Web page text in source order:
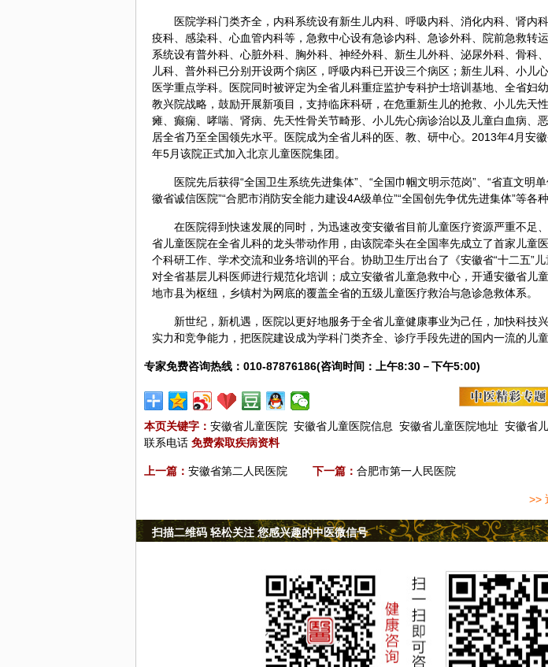
医院学科门类齐全， 内科系统设有新生儿内科、呼吸内科、消化内科、肾内
疫科、感染科、心血管内科等，急救中心设有急诊内科、急诊外科 、院前急救转
系统设有普外科、心脏外科、胸外科、神经外科、新生儿外科、泌尿外科、骨科
儿科 、普外科已分别开设两个病区，呼吸内科已开设三个病区；新生儿科、小儿
医学重点学科。医院同时被评定为全省儿科重症监护专科护士培训基地、全省妇
教兴院战略，鼓励开展新项目，支持临床科研，在危重新生儿的抢救、小儿先天
瘫、癫痫、哮喘、肾病、先天性骨关节畸形、小儿先心病诊治以及儿童白血病、
居全省乃至全国领先水平。医院成为全省儿科的医、教、研中心。2013年4月安
年5月该院正式加入北京儿童医院集团。
医院先后获得“全国卫生系统先进集体”、“全国巾帼文明示范岗”、“省直文明
徽省诚信医院”“合肥市消防安全能力建设4A级单位”“全国创先争优先进集体”等各
在医院得到快速发展的同时，为迅速改变安徽省目前儿童医疗资源严重不足
省儿童医院在全省儿科的龙头带动作用，由该院牵头在全国率先成立了首家儿童
个科研工作、学术交流和业务培训的平台。协助卫生厅出台了《安徽省“十二五”
对全省基层儿科医师进行规范化培训；成立安徽省儿童急救中心，开通安徽省儿
地市县为枢纽，乡镇村为网底的覆盖全省的五级儿童医疗救治与急诊急救体系。
新世纪，新机遇，医院以更好地服务于全省儿童健康事业为己任，加快科技
实力和竞争能力，把医院建设成为学科门类齐全、诊疗手段先进的国内一流的儿童
专家免费咨询热线：010-87876186(咨询时间：上午8:30－下午5:00)
本页关键字： 安徽省儿童医院 安徽省儿童医院信息 安徽省儿童医院地址 安徽省
联系电话 免费索取疾病资料
上一篇： 安徽省第二人民医院 下一篇： 合肥市第一人民医院
>>
扫描二维码 轻松关注 您感兴趣的中医微信号